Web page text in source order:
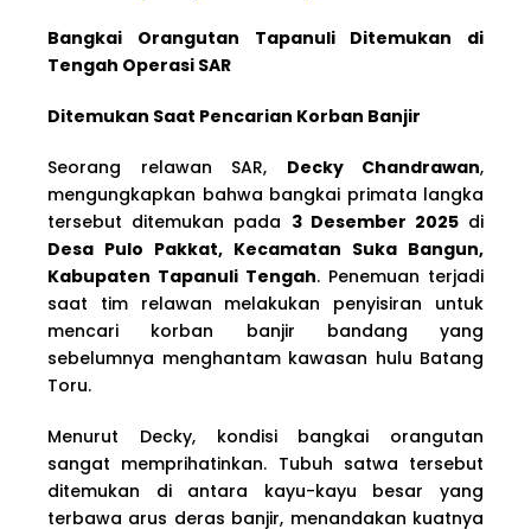
Bangkai Orangutan Tapanuli Ditemukan di
Tengah Operasi SAR
Ditemukan Saat Pencarian Korban Banjir
Seorang relawan SAR, Decky Chandrawan,
mengungkapkan bahwa bangkai primata langka
tersebut ditemukan pada 3 Desember 2025di
Desa Pulo Pakkat, Kecamatan Suka Bangun,
Kabupaten Tapanuli Tengah. Penemuan terjadi
saat tim relawan melakukan penyisiran untuk
mencari korban banjir bandang yang
sebelumnya menghantam kawasan hulu Batang
Toru.
Menurut Decky, kondisi bangkai orangutan
sangat memprihatinkan. Tubuh satwa tersebut
ditemukan di antara kayu-kayu besar yang
terbawa arus deras banjir, menandakan kuatnya